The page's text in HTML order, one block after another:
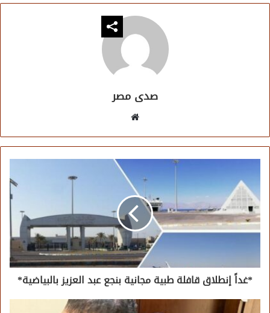
صدى مصر
*غداً إنطلاق قافلة طبية مجانية بنجع عبد العزيز بالبياضية*